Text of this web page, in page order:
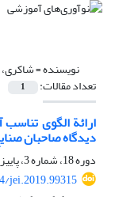
نویسنده =
تعداد مقالات: 1
ارائة الگوی
دیدگاه صاحبان
دوره 18، شماره 3، پاییز 1398، صفحه
jei.2019.99315